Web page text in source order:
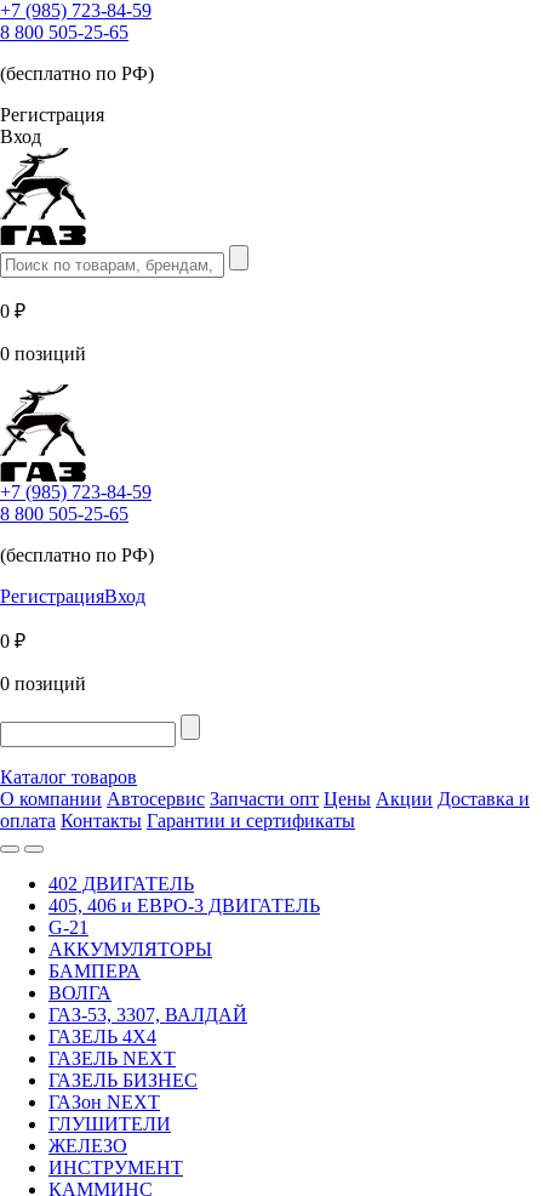
+7 (985) 723-84-59
8 800 505-25-65
(бесплатно по РФ)
Регистрация
Вход
0 ₽
0 позиций
+7 (985) 723-84-59
8 800 505-25-65
(бесплатно по РФ)
РегистрацияВход
0 ₽
0 позиций
Каталог товаров
О компании Автосервис Запчасти опт Цены Акции Доставка и
оплата Контакты Гарантии и сертификаты
402 ДВИГАТЕЛЬ
405, 406 и ЕВРО-3 ДВИГАТЕЛЬ
G-21
АККУМУЛЯТОРЫ
БАМПЕРА
ВОЛГА
ГАЗ-53, 3307, ВАЛДАЙ
ГАЗЕЛЬ 4Х4
ГАЗЕЛЬ NEXT
ГАЗЕЛЬ БИЗНЕС
ГАЗон NEXT
ГЛУШИТЕЛИ
ЖЕЛЕЗО
ИНСТРУМЕНТ
КАММИНС